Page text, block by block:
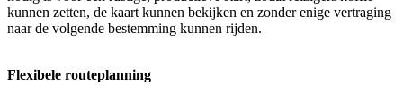
kunnen zetten, de kaart kunnen bekijken en zonder enige vertraging
naar de volgende bestemming kunnen rijden.
Flexibele routeplanning